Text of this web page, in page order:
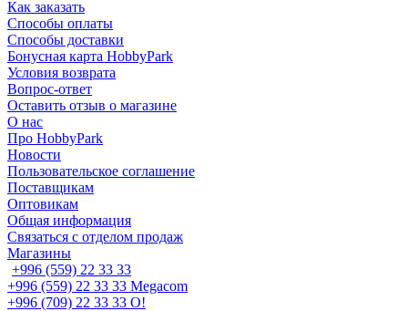
Как заказать
Способы оплаты
Способы доставки
Бонусная карта HobbyPark
Условия возврата
Вопрос-ответ
Оставить отзыв о магазине
О нас
Про HobbyPark
Новости
Пользовательское соглашение
Поставщикам
Оптовикам
Общая информация
Связаться с отделом продаж
Магазины
+996 (559) 22 33 33
+996 (559) 22 33 33 Megacom
+996 (709) 22 33 33 O!